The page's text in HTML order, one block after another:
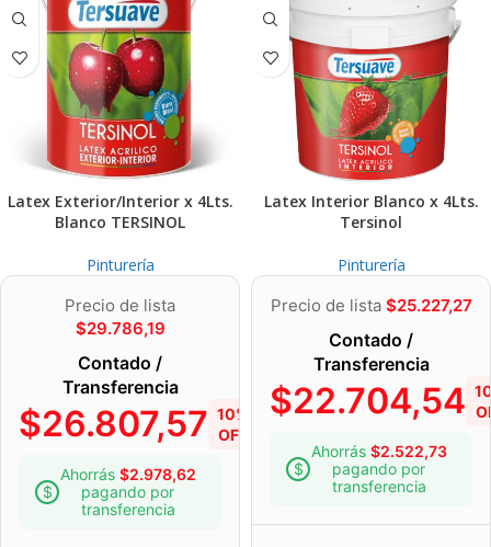
Latex Exterior/Interior x 4Lts.
Blanco TERSINOL
Pinturería
Precio de lista
$29.786,19
Contado /
Transferencia
$26.807,57 10%
OFF
Ahorrás $2.978,62
pagando por
transferencia
Latex Interior Blanco x 4Lts.
Tersinol
Pinturería
Precio de lista $25.227,27
Contado /
Transferencia
$22.704,54
Ahorrás $2.522,73
pagando por
transferencia